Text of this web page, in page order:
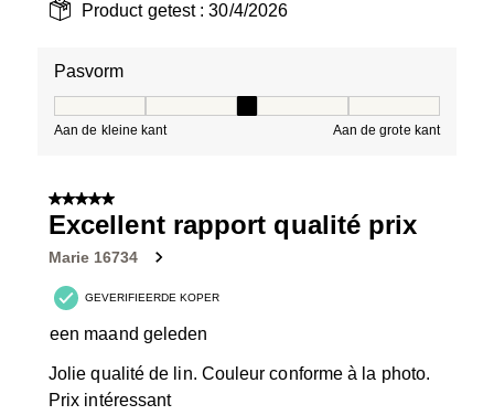
Product getest :30/4/2026
Pasvorm
Aan de kleine kant Aan de grote kant
5 van 5 sterren.
Excellent rapport qualité prix
Marie 16734
GEVERIFIEERDE KOPER
een maand geleden
Jolie qualité de lin. Couleur conforme à la photo.
Prix intéressant